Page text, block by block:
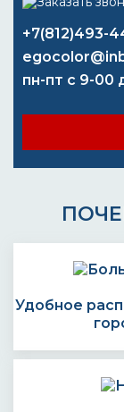
+7(812)493-
пн-пт с 9-00
Удобное